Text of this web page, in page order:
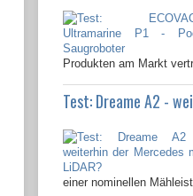
Produkten am Markt
Test: Dreame A2 -
einer nominellen